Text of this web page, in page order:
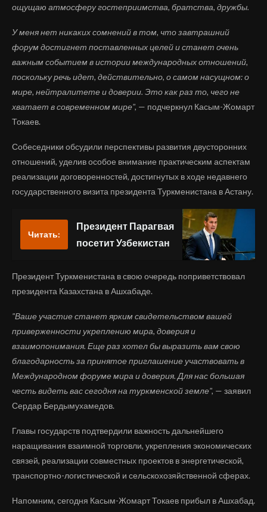
ощущаю атмосферу гостеприимства, братства, дружбы.
У меня нет никаких сомнений в том, что завтрашний
форум достигнет поставленных целей и станет очень
важным событием в истории международных отношений,
поскольку речь идет, действительно, о самом насущном: о
мире, нейтралитете и доверии. Это как раз то, чего не
хватает в современном мире", — подчеркнул Касым-Жомарт
Токаев.
Собеседники обсудили перспективы развития двусторонних
отношений, уделив особое внимание практическим аспектам
реализации договоренностей, достигнутых в ходе недавнего
государственного визита президента Туркменистана в Астану.
Читать:
Президент Парагвая
посетит Узбекистан
Президент Туркменистана в свою очередь поприветствовал
президента Казахстана в Ашхабаде.
"Ваше участие станет ярким свидетельством вашей
приверженности укреплению мира, доверия и
взаимопонимания. Еще раз хотел бы выразить вам свою
благодарность за принятое приглашение участвовать в
Международном форуме мира и доверия. Для нас большая
честь видеть вас сегодня на туркменской земле", — заявил
Сердар Бердымухамедов.
Главы государств подтвердили важность дальнейшего
наращивания взаимной торговли, укрепления экономических
связей, реализации совместных проектов в энергетической,
транспортно-логистической и сельскохозяйственной сферах.
Напомним, сегодня Касым-Жомарт Токаев прибыл в Ашхабад.